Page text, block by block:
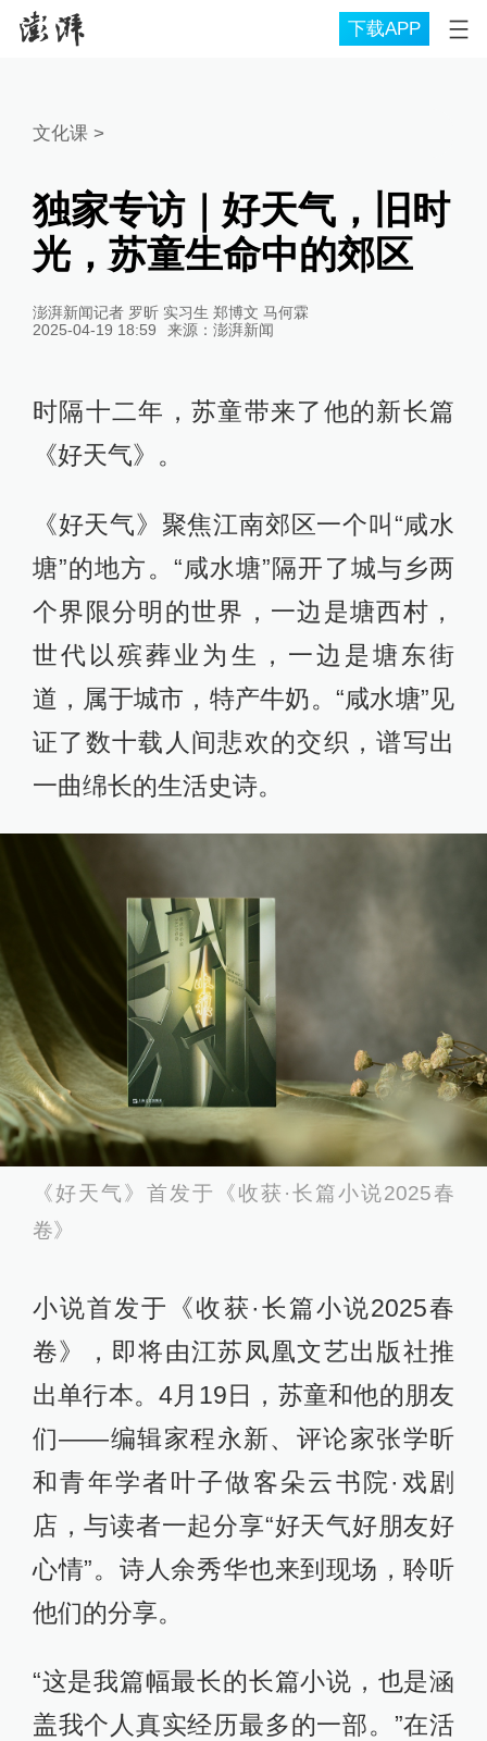
下载APP
文化课>
独家专访｜好天气，旧时
光，苏童生命中的郊区
澎湃新闻记者 罗昕 实习生 郑博文 马何霖
2025-04-19 18:59
来源： 澎湃新闻
时隔十二年，苏童带来了他的新长篇
《好天气》。
《好天气》聚焦江南郊区一个叫“咸水
塘”的地方。“咸水塘”隔开了城与乡两
个界限分明的世界，一边是塘西村，
世代以殡葬业为生，一边是塘东街
道，属于城市，特产牛奶。“咸水塘”见
证了数十载人间悲欢的交织，谱写出
一曲绵长的生活史诗。
《好天气》首发于《收获·长篇小说2025春
卷》
小说首发于《收获·长篇小说2025春
卷》，即将由江苏凤凰文艺出版社推
出单行本。4月19日，苏童和他的朋友
们——编辑家程永新、评论家张学昕
和青年学者叶子做客朵云书院·戏剧
店，与读者一起分享“好天气好朋友好
心情”。诗人余秀华也来到现场，聆听
他们的分享。
“这是我篇幅最长的长篇小说，也是涵
盖我个人真实经历最多的一部。”在活